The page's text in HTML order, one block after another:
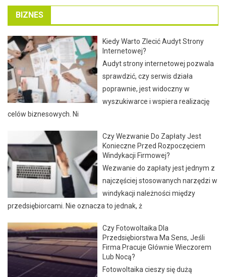
BIZNES
Kiedy Warto Zlecić Audyt Strony
Internetowej?
Audyt strony internetowej pozwala
sprawdzić, czy serwis działa
poprawnie, jest widoczny w
wyszukiwarce i wspiera realizację
celów biznesowych. Ni
Czy Wezwanie Do Zapłaty Jest
Konieczne Przed Rozpoczęciem
Windykacji Firmowej?
Wezwanie do zapłaty jest jednym z
najczęściej stosowanych narzędzi w
windykacji należności między
przedsiębiorcami. Nie oznacza to jednak, ż
Czy Fotowoltaika Dla
Przedsiębiorstwa Ma Sens, Jeśli
Firma Pracuje Głównie Wieczorem
Lub Nocą?
Fotowoltaika cieszy się dużą